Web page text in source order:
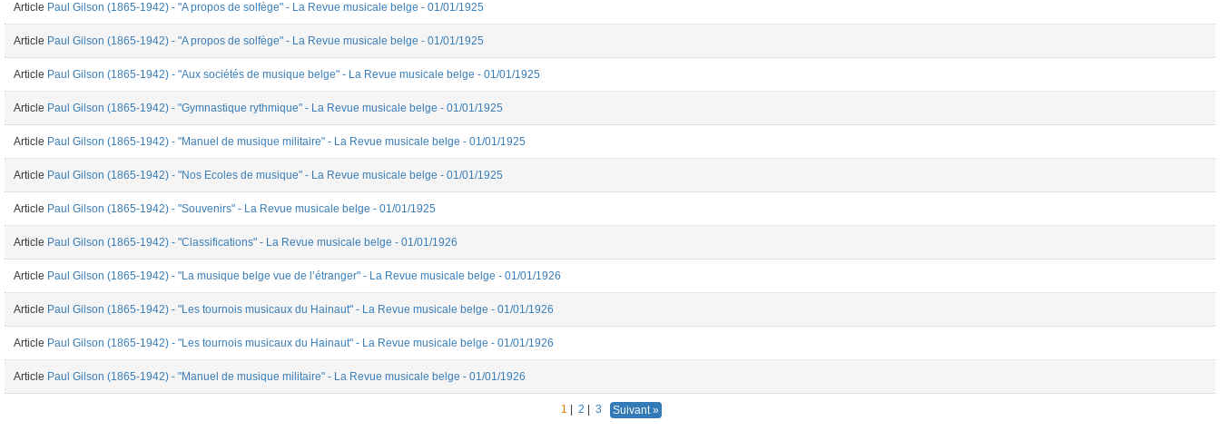
Article Paul Gilson (1865-1942) - "A propos de solfège" - La Revue musicale belge - 01/01/1925
Article Paul Gilson (1865-1942) - "A propos de solfège" - La Revue musicale belge - 01/01/1925
Article Paul Gilson (1865-1942) - "Aux sociétés de musique belge" - La Revue musicale belge - 01/01/1925
Article Paul Gilson (1865-1942) - "Gymnastique rythmique" - La Revue musicale belge - 01/01/1925
Article Paul Gilson (1865-1942) - "Manuel de musique militaire" - La Revue musicale belge - 01/01/1925
Article Paul Gilson (1865-1942) - "Nos Ecoles de musique" - La Revue musicale belge - 01/01/1925
Article Paul Gilson (1865-1942) - "Souvenirs" - La Revue musicale belge - 01/01/1925
Article Paul Gilson (1865-1942) - "Classifications" - La Revue musicale belge - 01/01/1926
Article Paul Gilson (1865-1942) - "La musique belge vue de l’étranger" - La Revue musicale belge - 01/01/1926
Article Paul Gilson (1865-1942) - "Les tournois musicaux du Hainaut" - La Revue musicale belge - 01/01/1926
Article Paul Gilson (1865-1942) - "Les tournois musicaux du Hainaut" - La Revue musicale belge - 01/01/1926
Article Paul Gilson (1865-1942) - "Manuel de musique militaire" - La Revue musicale belge - 01/01/1926
1 | 2 | 3 Suivant »